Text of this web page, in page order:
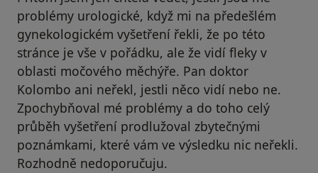
problémy urologické, když mi na předešlém
gynekologickém vyšetření řekli, že po této
stránce je vše v pořádku, ale že vidí fleky v
oblasti močového měchýře. Pan doktor
Kolombo ani neřekl, jestli něco vidí nebo ne.
Zpochybňoval mé problémy a do toho celý
průběh vyšetření prodlužoval zbytečnými
poznámkami, které vám ve výsledku nic neřekli.
Rozhodně nedoporučuju.